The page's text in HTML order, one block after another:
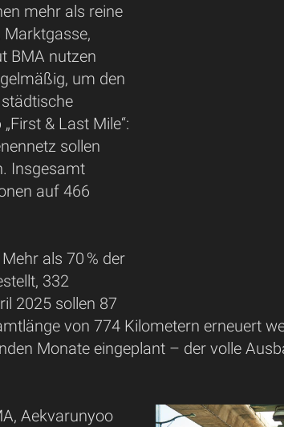
mehr als reine
BMA nutzen
um den
& Last Mile“:
sollen
Insgesamt
auf 466
als 70 % der
332
2025 sollen 87
von 774 Kilometern erneuert
Monate eingeplant – der volle
Aekvarunyoo